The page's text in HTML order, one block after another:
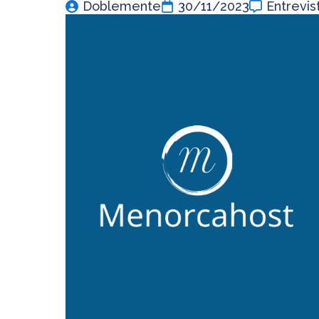
Doblemente 30/11/2023